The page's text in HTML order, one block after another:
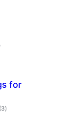
for
(3საერთო
რეიტინგი
)